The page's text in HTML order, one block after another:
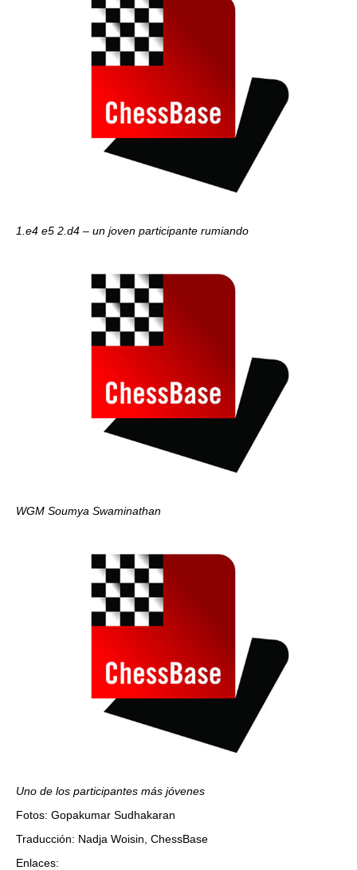
1.e4 e5 2.d4 – un joven participante rumiando
WGM Soumya Swaminathan
Uno de los participantes más jóvenes
Fotos: Gopakumar Sudhakaran
Traducción: Nadja Woisin, ChessBase
Enlaces: